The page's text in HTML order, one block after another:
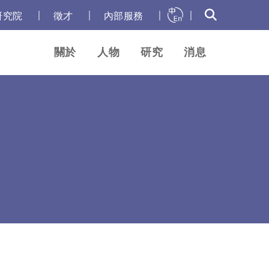
究院 徵才 內部服務
關於 人物 研究 消息